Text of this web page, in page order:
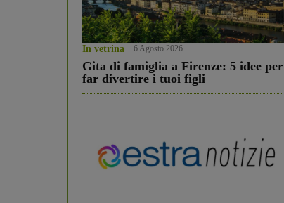
In vetrina 6 Agosto 2026
Gita di famiglia a Firenze: 5 idee per
far divertire i tuoi figli